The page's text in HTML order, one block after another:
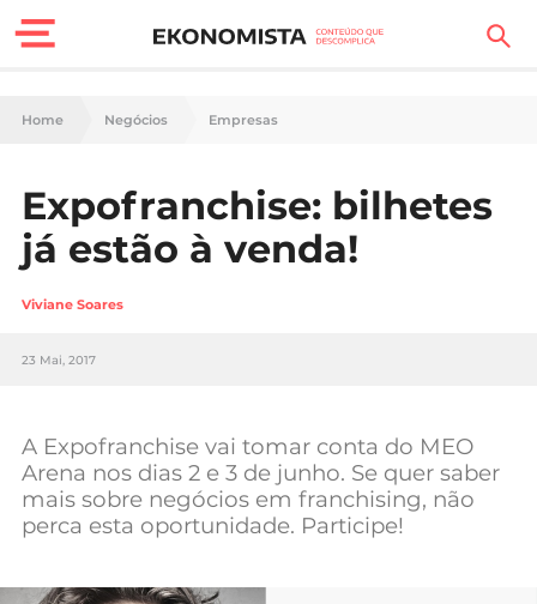
Finanças Pessoais
Carreira
Casa
Tecnologia
Negócios
Home Negócios Empresas
Expofranchise: bilhetes
já estão à venda!
Viviane Soares
23 Mai, 2017
A Expofranchise vai tomar conta do MEO
Arena nos dias 2 e 3 de junho. Se quer saber
mais sobre negócios em franchising, não
perca esta oportunidade. Participe!